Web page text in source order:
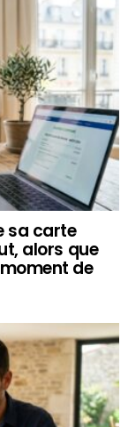
sa carte
alors que
de